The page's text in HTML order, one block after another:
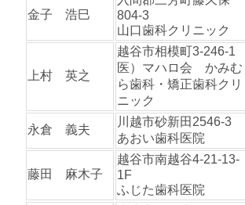
金子 浩巳
804-3
山口歯科クリニック
上村 英之
越谷市相模町3-246-1
医）マハロ会 かみむ
ら歯科・矯正歯科クリ
ニック
永倉 義夫
川越市砂新田2546-3
あおい歯科医院
藤田 麻木子
越谷市南越谷4-21-13-
1F
ふじた歯科医院